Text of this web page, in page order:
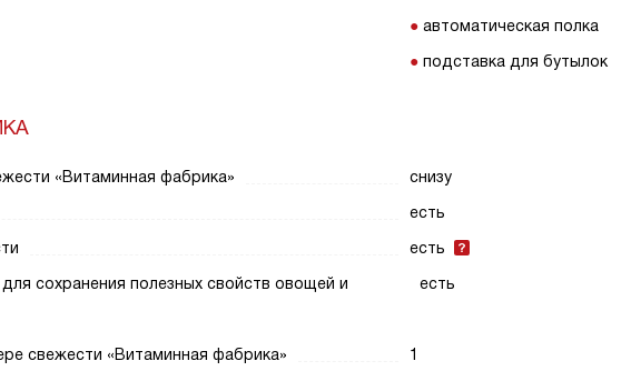
автоматическая полка
подставка для бутылок
«Витаминная фабрика»
снизу
есть
есть
сохранения полезных свойств овощей и
есть
свежести «Витаминная фабрика» 1